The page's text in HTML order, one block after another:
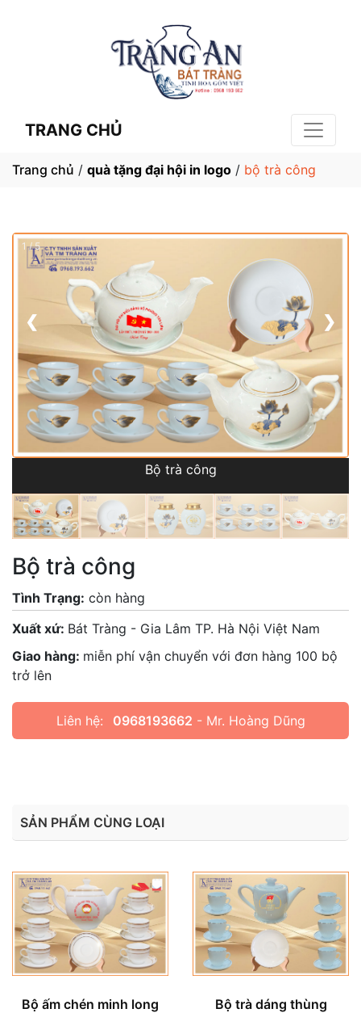
TRANG CHỦ
Trang chủ / quà tặng đại hội in logo / bộ trà công
1 / 5
❮ ❯
Bộ trà công
Bộ trà công
Tình Trạng: còn hàng
Xuất xứ: Bát Tràng - Gia Lâm TP. Hà Nội Việt Nam
Giao hàng: miễn phí vận chuyển với đơn hàng 100 bộ
trở lên
Liên hệ: 0968193662 - Mr. Hoàng Dũng
SẢN PHẨM CÙNG LOẠI
Bộ ấm chén minh long
Bộ trà dáng thùng